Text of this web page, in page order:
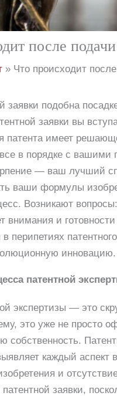
после
Что происходит
заявки подобна
заявки вы
патента имеет
все в порядке с вашими
— ваш лучший
ваши формулы
Возникают
внимания и
в перипетиях
инновацию.
патентной
экспертизы — это
это уже не просто
собственность.
каждый
и
патентной заявки,